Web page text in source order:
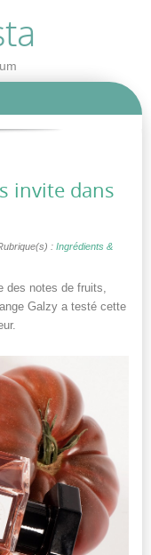
invite dans
: Ingrédients &
des notes de fruits,
Galzy a testé cette